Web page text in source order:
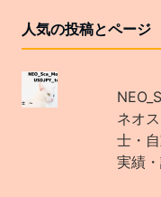
人気の投稿とページ
ネオ
士・
実績・